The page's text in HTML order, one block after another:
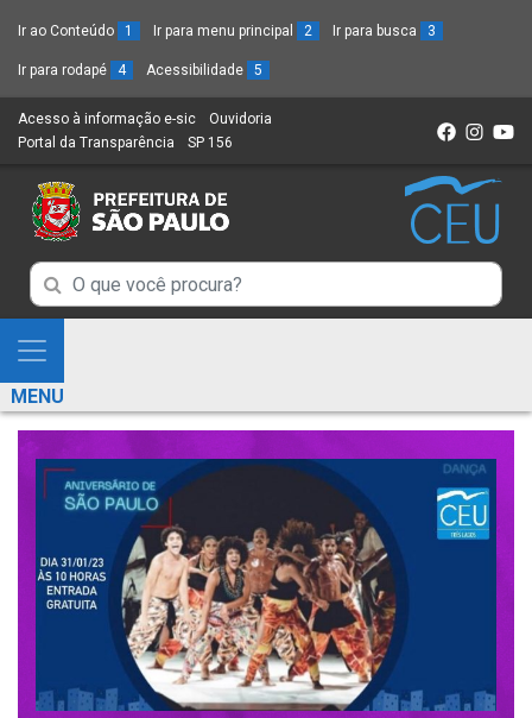
Ir ao Conteúdo 1 Ir para menu principal 2 Ir para busca 3
Ir para rodapé 4 Acessibilidade 5
Acesso à informação e-sic (Link
para
novo
sítio)
Ouvidoria
Portal da Transparência (Link
um
novo
SP 156
Campo
de
Busca
de
informações
Campo
de
de
informações
Mostra
e
Esconde
Menu
MENU